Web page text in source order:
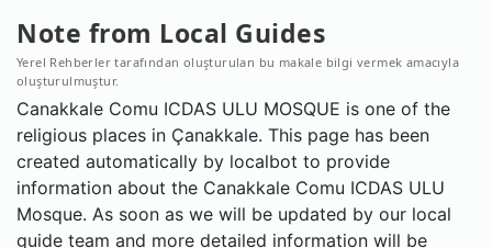
Note from Local Guides
Yerel Rehberler tarafından oluşturulan bu makale bilgi vermek amacıyla
oluşturulmuştur.
Canakkale Comu ICDAS ULU MOSQUE is one of the
religious places in Çanakkale. This page has been
created automatically by localbot to provide
information about the Canakkale Comu ICDAS ULU
Mosque. As soon as we will be updated by our local
guide team and more detailed information will be